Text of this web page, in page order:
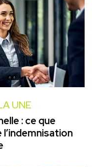
UNE
: ce que